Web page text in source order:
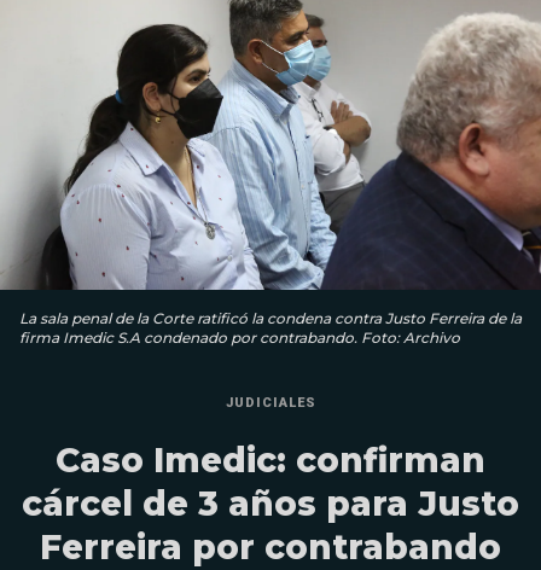
La sala penal de la Corte ratificó la condena contra Justo Ferreira de la
firma Imedic S.A condenado por contrabando. Foto: Archivo
JUDICIALES
Caso Imedic: confirman
cárcel de 3 años para Justo
Ferreira por contrabando